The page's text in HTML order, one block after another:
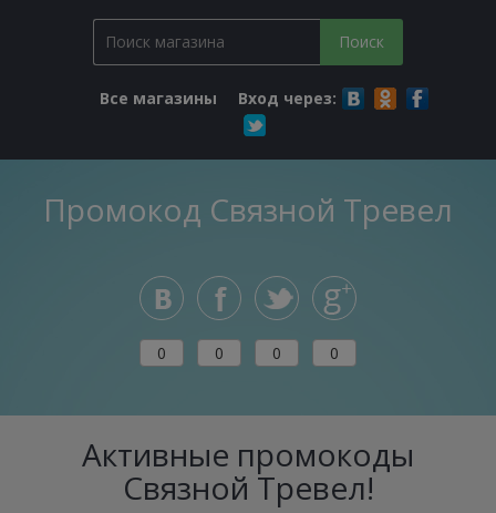
Все магазины Вход через:
Промокод Связной Тревел
0 0 0 0
Активные промокоды
Связной Тревел!